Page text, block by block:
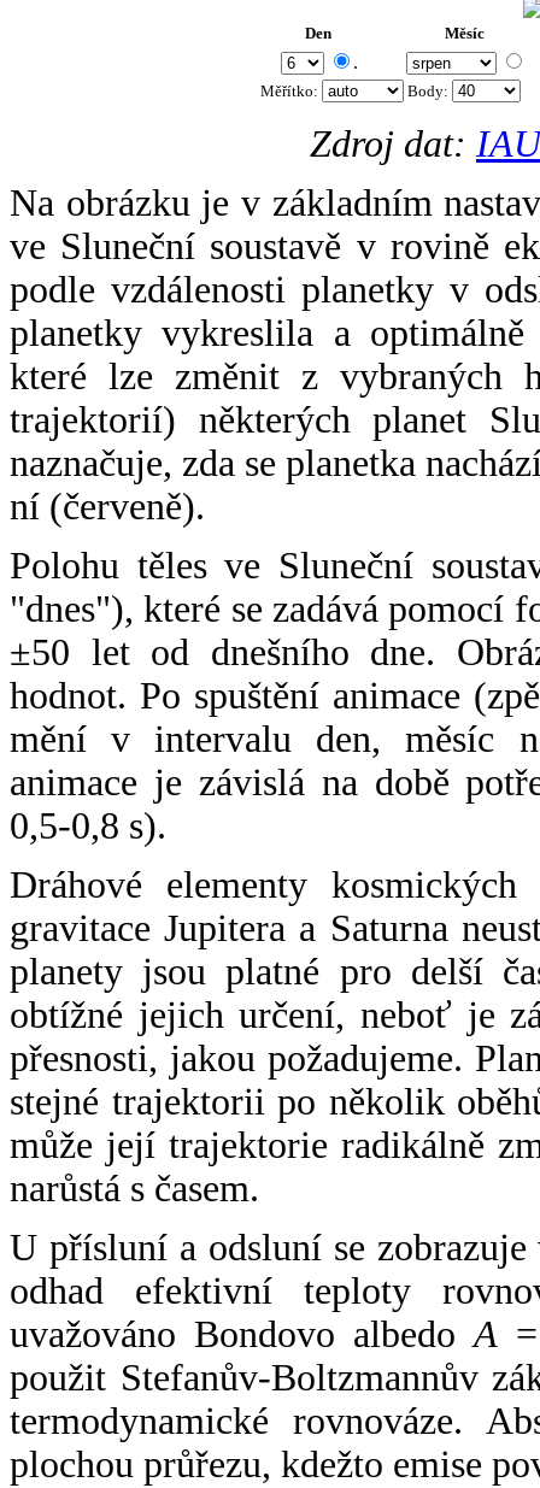
Den Měsíc
.
Měřítko: Body:
Zdroj dat:
Na obrázku je v základním
ve Sluneční soustavě v rovině
podle vzdálenosti planetky v
planetky vykreslila a
které lze změnit z vybraných
trajektorií) některých planet
naznačuje, zda se planetka
ní (červeně).
Polohu těles ve Sluneční
"dnes"), které se zadává pomocí
±50 let od dnešního dne.
hodnot. Po spuštění animace
mění v intervalu den, měsíc
animace je závislá na době
0,5-0,8 s).
Dráhové elementy
gravitace Jupitera a Saturna
planety jsou platné pro delší
obtížné jejich určení, neboť je
přesnosti, jakou požadujeme.
stejné trajektorii po několik
může její trajektorie radikálně
narůstá s časem.
U přísluní a odsluní se
odhad efektivní teploty
uvažováno Bondovo albedoA
použit Stefanův-Boltzmannův
termodynamické rovnováze.
plochou průřezu, kdežto emise